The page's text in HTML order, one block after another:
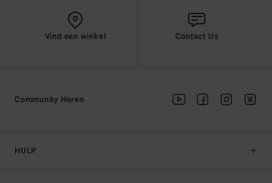
Vind een winkel Contact Us
HULP
Community Heren